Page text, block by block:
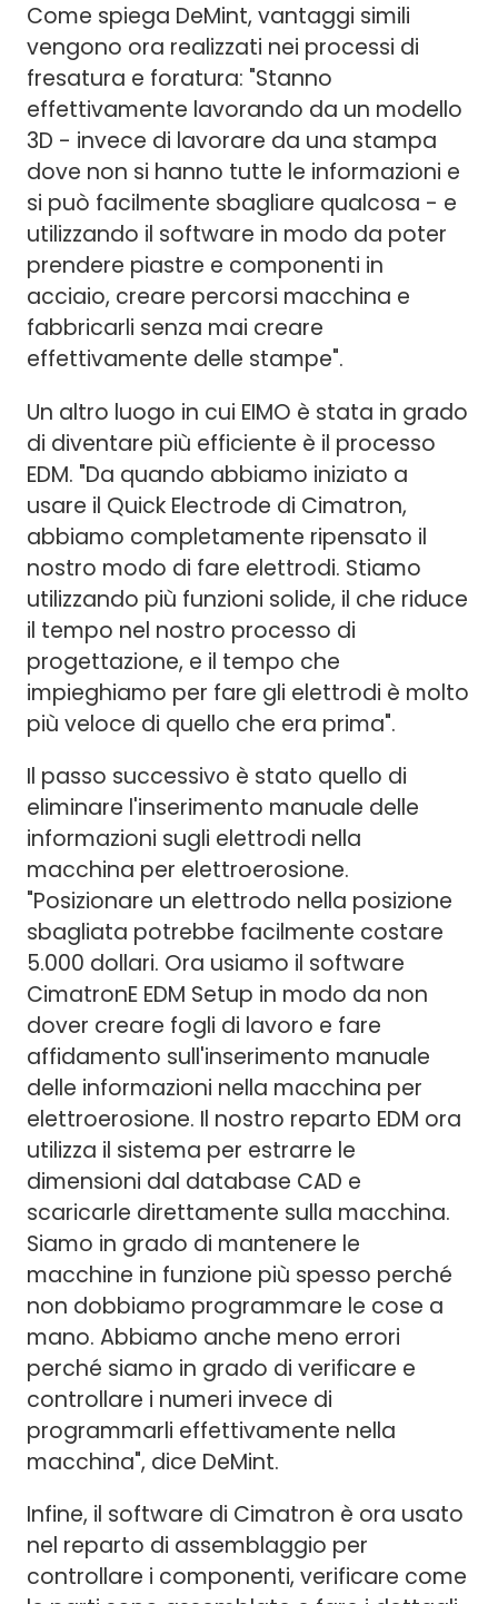
Come spiega DeMint, vantaggi simili
vengono ora realizzati nei processi di
fresatura e foratura: "Stanno
effettivamente lavorando da un modello
3D - invece di lavorare da una stampa
dove non si hanno tutte le informazioni e
si può facilmente sbagliare qualcosa - e
utilizzando il software in modo da poter
prendere piastre e componenti in
acciaio, creare percorsi macchina e
fabbricarli senza mai creare
effettivamente delle stampe".
Un altro luogo in cui EIMO è stata in grado
di diventare più efficiente è il processo
EDM. "Da quando abbiamo iniziato a
usare il Quick Electrode di Cimatron,
abbiamo completamente ripensato il
nostro modo di fare elettrodi. Stiamo
utilizzando più funzioni solide, il che riduce
il tempo nel nostro processo di
progettazione, e il tempo che
impieghiamo per fare gli elettrodi è molto
più veloce di quello che era prima".
Il passo successivo è stato quello di
eliminare l'inserimento manuale delle
informazioni sugli elettrodi nella
macchina per elettroerosione.
"Posizionare un elettrodo nella posizione
sbagliata potrebbe facilmente costare
5.000 dollari. Ora usiamo il software
CimatronE EDM Setup in modo da non
dover creare fogli di lavoro e fare
affidamento sull'inserimento manuale
delle informazioni nella macchina per
elettroerosione. Il nostro reparto EDM ora
utilizza il sistema per estrarre le
dimensioni dal database CAD e
scaricarle direttamente sulla macchina.
Siamo in grado di mantenere le
macchine in funzione più spesso perché
non dobbiamo programmare le cose a
mano. Abbiamo anche meno errori
perché siamo in grado di verificare e
controllare i numeri invece di
programmarli effettivamente nella
macchina", dice DeMint.
Infine, il software di Cimatron è ora usato
nel reparto di assemblaggio per
controllare i componenti, verificare come